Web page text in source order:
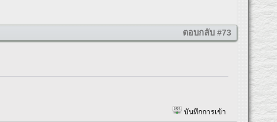
ตอบกลับ #73
บันทึกการเข้า